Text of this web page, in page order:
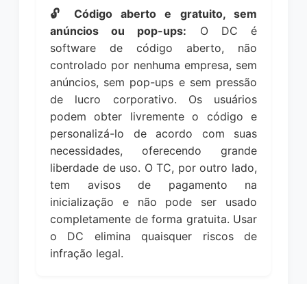
🔓 Código aberto e gratuito, sem
anúncios ou pop-ups: O DC é
software de código aberto, não
controlado por nenhuma empresa, sem
anúncios, sem pop-ups e sem pressão
de lucro corporativo. Os usuários
podem obter livremente o código e
personalizá-lo de acordo com suas
necessidades, oferecendo grande
liberdade de uso. O TC, por outro lado,
tem avisos de pagamento na
inicialização e não pode ser usado
completamente de forma gratuita. Usar
o DC elimina quaisquer riscos de
infração legal.